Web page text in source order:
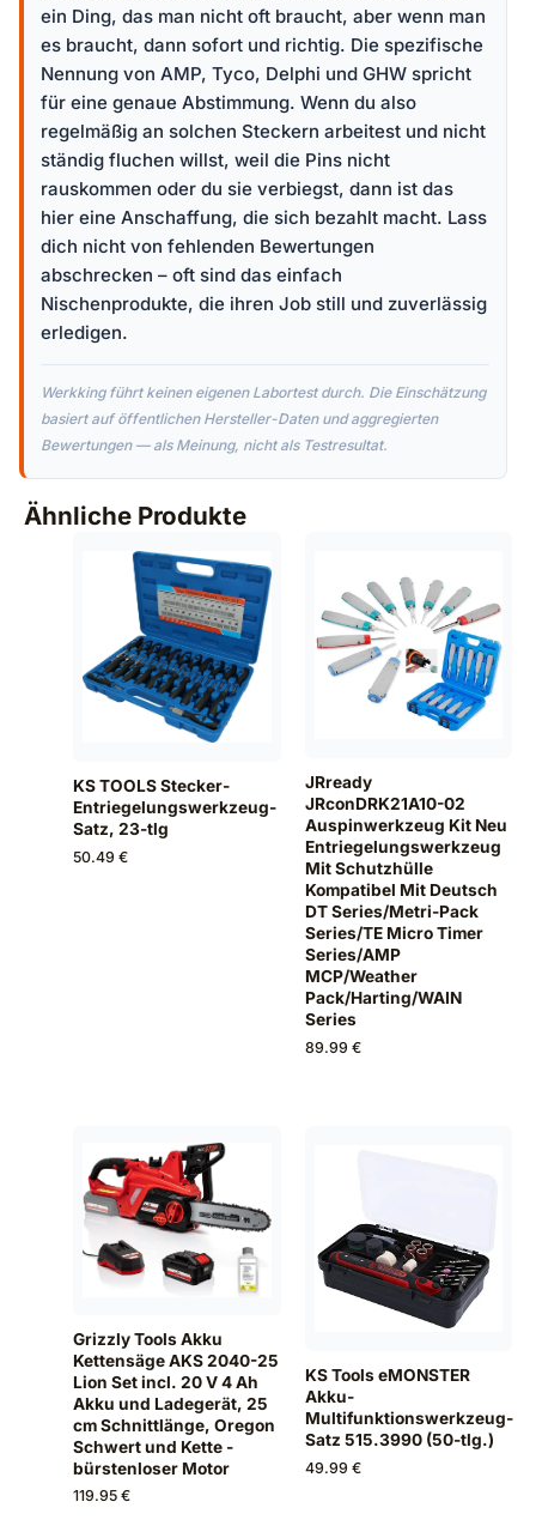
ein Ding, das man nicht oft braucht, aber wenn man
es braucht, dann sofort und richtig. Die spezifische
Nennung von AMP, Tyco, Delphi und GHW spricht
für eine genaue Abstimmung. Wenn du also
regelmäßig an solchen Steckern arbeitest und nicht
ständig fluchen willst, weil die Pins nicht
rauskommen oder du sie verbiegst, dann ist das
hier eine Anschaffung, die sich bezahlt macht. Lass
dich nicht von fehlenden Bewertungen
abschrecken – oft sind das einfach
Nischenprodukte, die ihren Job still und zuverlässig
erledigen.
Werkking führt keinen eigenen Labortest durch. Die Einschätzung
basiert auf öffentlichen Hersteller-Daten und aggregierten
Bewertungen — als Meinung, nicht als Testresultat.
Ähnliche Produkte
KS TOOLS Stecker-
Entriegelungswerkzeug-
Satz, 23-tlg
50.49 €
JRready
JRconDRK21A10-02
Auspinwerkzeug Kit Neu
Entriegelungswerkzeug
Mit Schutzhülle
Kompatibel Mit Deutsch
DT Series/Metri-Pack
Series/TE Micro Timer
Series/AMP
MCP/Weather
Pack/Harting/WAIN
Series
89.99 €
Grizzly Tools Akku
Kettensäge AKS 2040-25
Lion Set incl. 20 V 4 Ah
Akku und Ladegerät, 25
cm Schnittlänge, Oregon
Schwert und Kette -
bürstenloser Motor
119.95 €
KS Tools eMONSTER
Akku-
Multifunktionswerkzeug-
Satz 515.3990 (50-tlg.)
49.99 €